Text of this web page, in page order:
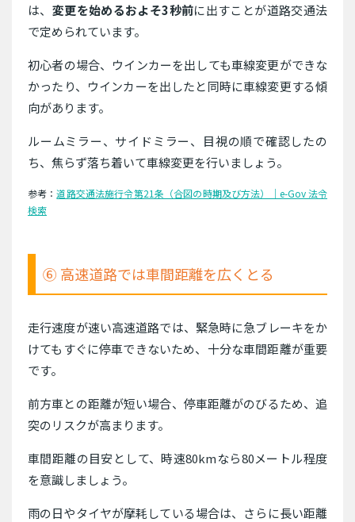
は、 変更を始めるおよそ3秒前に出すことが道路交通法
で定められています。
初心者の場合、ウインカーを出しても車線変更ができな
かったり、ウインカーを出したと同時に車線変更する傾
向があります。
ルームミラー、サイドミラー、目視の順で確認したの
ち、焦らず落ち着いて車線変更を行いましょう。
参考：道路交通法施行令第21条（合図の時期及び方法）｜e-Gov 法令
検索
⑥ 高速道路では車間距離を広くとる
走行速度が速い高速道路では、緊急時に急ブレーキをか
けてもすぐに停車できないため、十分な車間距離が重要
です。
前方車との距離が短い場合、停車距離がのびるため、追
突のリスクが高まります。
車間距離の目安として、時速80kmなら80メートル程度
を意識しましょう。
雨の日やタイヤが摩耗している場合は、さらに長い距離